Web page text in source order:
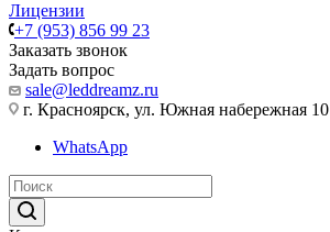
Лицензии
+7 (953) 856 99 23
Заказать звонок
Задать вопрос
sale@leddreamz.ru
г. Красноярск, ул. Южная набережная 10
WhatsApp